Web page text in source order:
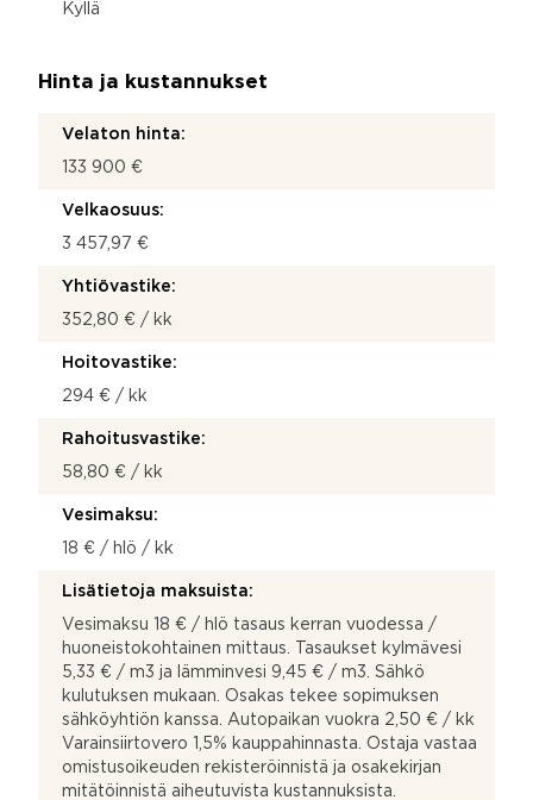
Kyllä
Hinta ja kustannukset
Velaton hinta:
133 900 €
Velkaosuus:
3 457,97 €
Yhtiövastike:
352,80 € / kk
Hoitovastike:
294 € / kk
Rahoitusvastike:
58,80 € / kk
Vesimaksu:
18 € / hlö / kk
Lisätietoja maksuista:
Vesimaksu 18 € / hlö tasaus kerran vuodessa /
huoneistokohtainen mittaus. Tasaukset kylmävesi
5,33 € / m3 ja lämminvesi 9,45 € / m3. Sähkö
kulutuksen mukaan. Osakas tekee sopimuksen
sähköyhtiön kanssa. Autopaikan vuokra 2,50 € / kk
Varainsiirtovero 1,5% kauppahinnasta. Ostaja vastaa
omistusoikeuden rekisteröinnistä ja osakekirjan
mitätöinnistä aiheutuvista kustannuksista.